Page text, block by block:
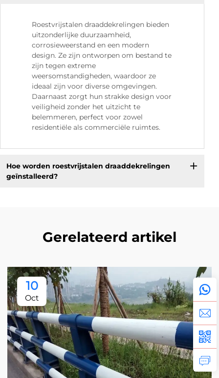
Roestvrijstalen draaddekrelingen bieden
uitzonderlijke duurzaamheid,
corrosieweerstand en een modern
design. Ze zijn ontworpen om bestand te
zijn tegen extreme
weersomstandigheden, waardoor ze
ideaal zijn voor diverse omgevingen.
Daarnaast zorgt hun strakke design voor
veiligheid zonder het uitzicht te
belemmeren, perfect voor zowel
residentiële als commerciële ruimtes.
Hoe worden roestvrijstalen draaddekrelingen
geïnstalleerd?
Gerelateerd artikel
10
Oct